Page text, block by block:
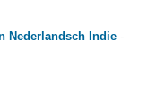
Nederlandsch Indie -